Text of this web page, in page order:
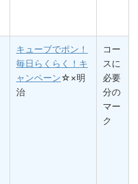
キューブでポン！
毎日らくらく！キ
ャンペーン☆×明
治
コー
スに
必要
分の
マー
ク